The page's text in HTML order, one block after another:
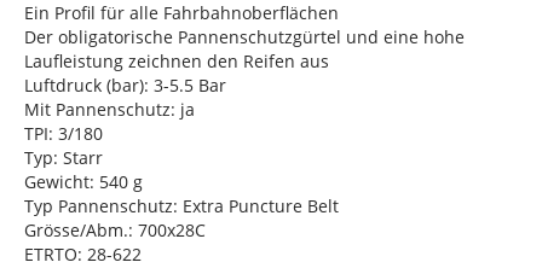
Ein Profil für alle Fahrbahnoberflächen
Der obligatorische Pannenschutzgürtel und eine hohe
Laufleistung zeichnen den Reifen aus
Luftdruck (bar): 3-5.5 Bar
Mit Pannenschutz: ja
TPI: 3/180
Typ: Starr
Gewicht: 540 g
Typ Pannenschutz: Extra Puncture Belt
Grösse/Abm.: 700x28C
ETRTO: 28-622